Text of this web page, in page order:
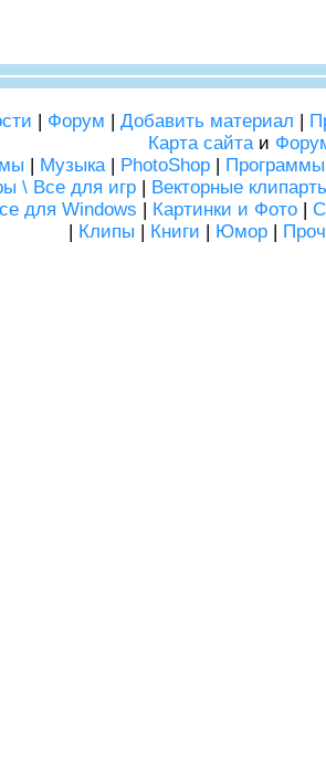
| Форум | Добавить материал |
Карта сайтаи
| Музыка| PhotoShop | Программы
\ Все для игр | Векторные
для Windows | Картинки и Фото|
| Клипы | Книги | Юмор |